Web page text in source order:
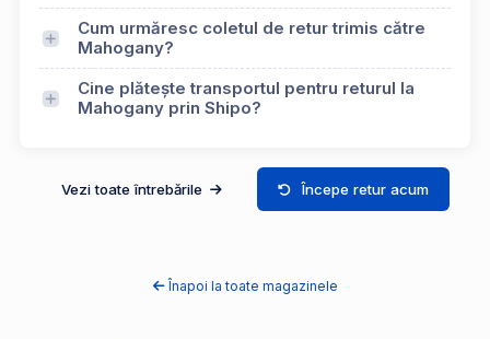
Cum urmăresc coletul de retur trimis către
Mahogany?
Cine plătește transportul pentru returul la
Mahogany prin Shipo?
Vezi toate întrebările Începe retur acum
Înapoi la toate magazinele